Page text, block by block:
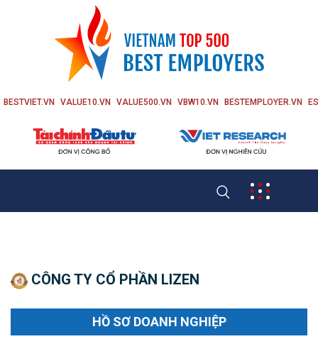
BESTVIET.VN VALUE10.VN VALUE500.VN VBW10.VN BESTEMPLOYER.VN
CÔNG TY CỔ PHẦN LIZEN
HỒ SƠ DOANH NGHIỆP